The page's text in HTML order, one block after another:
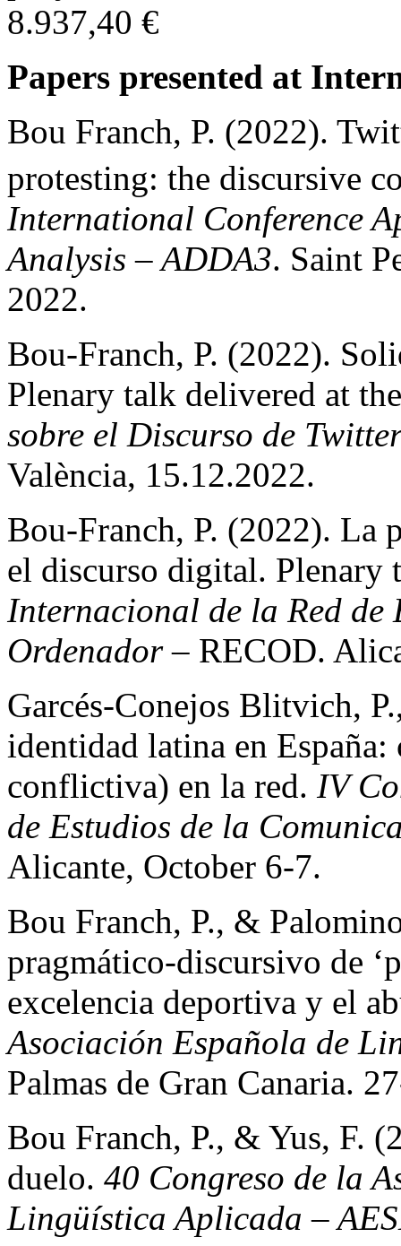
8.937,40 €
Papers presented at
Bou Franch, P. (2022).
protesting: the discursive
International Conference
Analysis – ADDA3. Saint
2022.
Bou-Franch, P. (2022).
Plenary talk delivered at
sobre el Discurso de
València, 15.12.2022.
Bou-Franch, P. (2022). La
el discurso digital.
Internacional de la Red
Ordenador– RECOD.
Garcés-Conejos Blitvich,
identidad latina en
conflictiva) en la red. IV
de Estudios de la
Alicante, October 6-7.
Bou Franch, P., &
pragmático-discursivo de
excelencia deportiva y el
Asociación Española de
Palmas de Gran Canaria.
Bou Franch, P., & Yus, F.
duelo. 40 Congreso de la
Lingüística Aplicada –